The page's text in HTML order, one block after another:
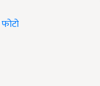
फोटो